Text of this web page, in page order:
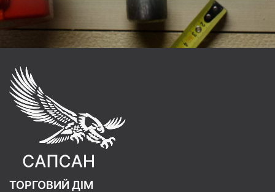
ТОРГОВИЙ ДІМ